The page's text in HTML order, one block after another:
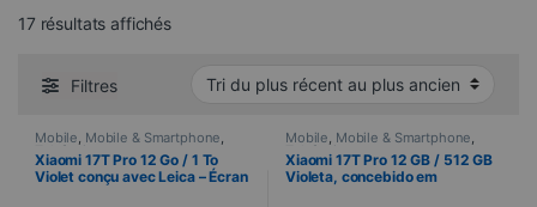
17 résultats affichésTrié du plus récent au plus ancien
Filtres
Mobile, Mobile & Smartphone,
Telefonia
Xiaomi 17T Pro 12 Go / 1 To
Violet conçu avec Leica – Écran
Mobile, Mobile & Smartphone,
Telefonia
Xiaomi 17T Pro 12 GB / 512 GB
Violeta, concebido em